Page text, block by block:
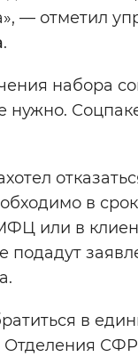
— отметил
.
набора
в
или в
в